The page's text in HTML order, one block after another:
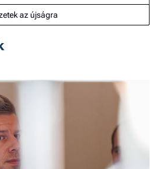
az újságra